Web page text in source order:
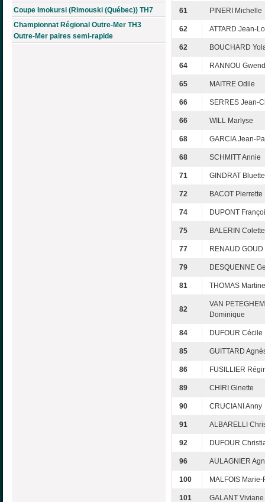
Coupe Imokursi (Rimouski (Québec)) TH7
Championnat Régional Outre-Mer TH3
Outre-Mer paires semi-rapide
61 PINERI Michelle
62 ATTARD Jean-
62 BOUCHARD
64 RANNOU
65 MAITRE Odile
66 SERRES Jean-
66 WILL Marlyse
68 GARCIA Jean-
68 SCHMITT Annie
71 GINDRAT Bluette
72 BACOT Pierrette
74 DUPONT
75 BALERIN Colette
77 RENAUD
79 DESQUENNE
81 THOMAS Martine
82
VAN PETEGHEM
Dominique
84 DUFOUR Cécile
85 GUITTARD
86 FUSILLIER
89 CHIRI Ginette
90 CRUCIANI Anny
91 ALBARELLI
92 DUFOUR
96 AULAGNIER
100 MALFOIS Marie-
101 GALANT Viviane